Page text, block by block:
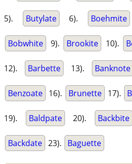
5). Butylate 6). Boehmite
Bobwhite 9). Brookite 10).
12). Barbette 13). Banknote
Benzoate 16). Brunette 17).
19). Baldpate 20). Backbite
Backdate 23). Baguette